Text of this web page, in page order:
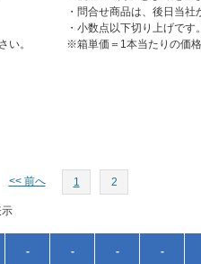
い。
・問合せ商品は、後日当社
・小数点以下切り上げです。
※箱単価＝1本当たりの価格
<< 前へ 1 2
- - - -